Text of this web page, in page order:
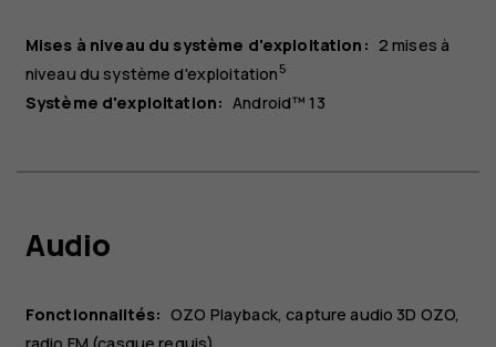
Blog
Responsable
France
Mises à niveau du système d'exploitation: 2 mises à
niveau du système d'exploitation5
Système d'exploitation: Android™ 13
Audio
Fonctionnalités: OZO Playback, capture audio 3D OZO,
radio FM (casque requis)